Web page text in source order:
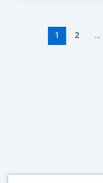
1 2 …